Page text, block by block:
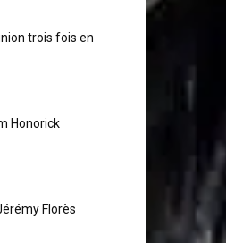
trois fois en
Honorick
Florès